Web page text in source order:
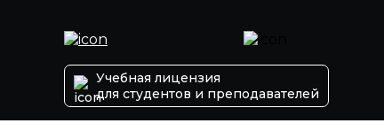
Учебная лицензия
для студентов и преподавателей